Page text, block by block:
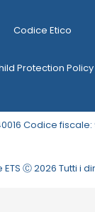
Codice Etico
Protection Policy
Codice fiscale:
Ⓒ 2026 Tutti i